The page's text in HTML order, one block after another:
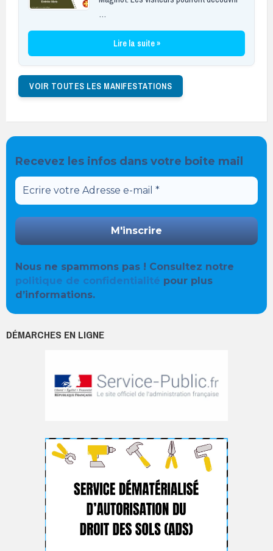
…
Lire la suite »
VOIR TOUTES LES MANIFESTATIONS
Recevez les infos dans votre boite mail
Nous ne spammons pas ! Consultez notre
politique de confidentialité pour plus
d’informations.
DÉMARCHES EN LIGNE